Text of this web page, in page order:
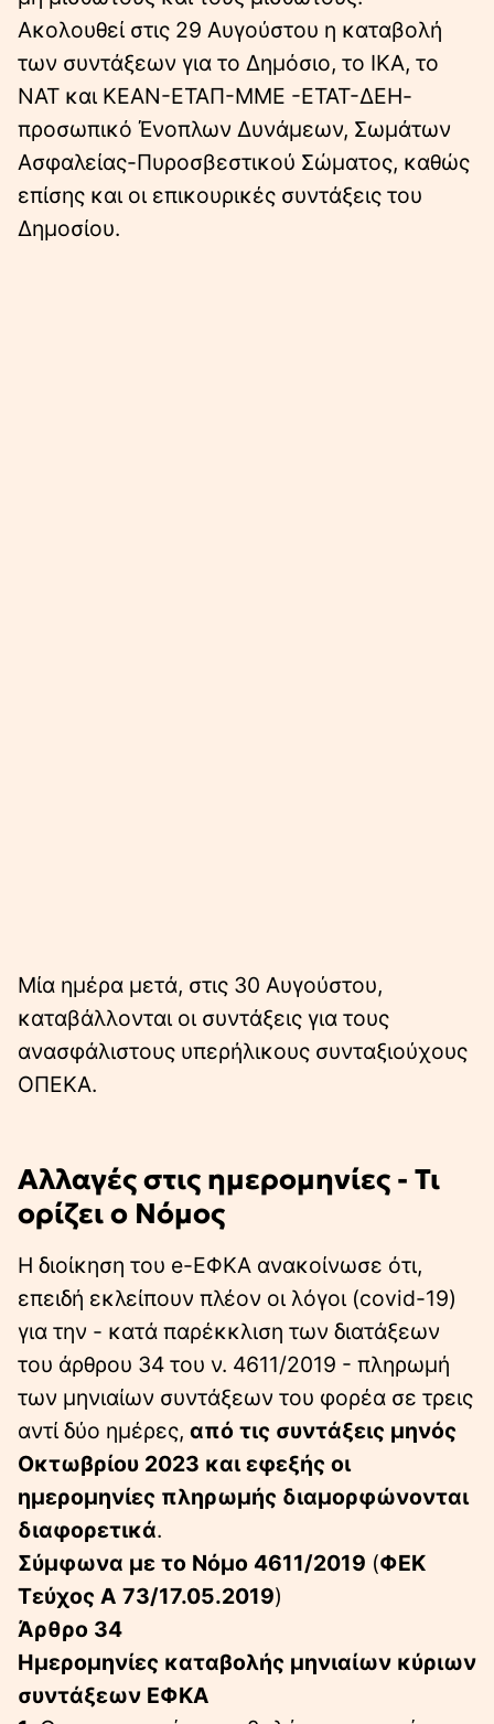
Ακολουθεί στις 29 Αυγούστου η καταβολή
των συντάξεων για το Δημόσιο, το ΙΚΑ, το
ΝΑΤ και ΚΕΑΝ-ΕΤΑΠ-ΜΜΕ -ΕΤΑΤ-ΔΕΗ-
προσωπικό Ένοπλων Δυνάμεων, Σωμάτων
Ασφαλείας-Πυροσβεστικού Σώματος, καθώς
επίσης και οι επικουρικές συντάξεις του
Δημοσίου.
Μία ημέρα μετά, στις 30 Αυγούστου,
καταβάλλονται οι συντάξεις για τους
ανασφάλιστους υπερήλικους συνταξιούχους
ΟΠΕΚΑ.
Αλλαγές στις ημερομηνίες - Τι
ορίζει ο Νόμος
Η διοίκηση του e-ΕΦΚΑ ανακοίνωσε ότι,
επειδή εκλείπουν πλέον οι λόγοι (covid-19)
για την - κατά παρέκκλιση των διατάξεων
του άρθρου 34 του ν. 4611/2019 - πληρωμή
των μηνιαίων συντάξεων του φορέα σε τρεις
αντί δύο ημέρες, από τις συντάξεις μηνός
Οκτωβρίου 2023 και εφεξής οι
ημερομηνίες πληρωμής διαμορφώνονται
διαφορετικά.
Σύμφωνα με το Νόμο 4611/2019 (ΦΕΚ
Τεύχος A 73/17.05.2019)
Άρθρο 34
Ημερομηνίες καταβολής μηνιαίων κύριων
συντάξεων ΕΦΚΑ